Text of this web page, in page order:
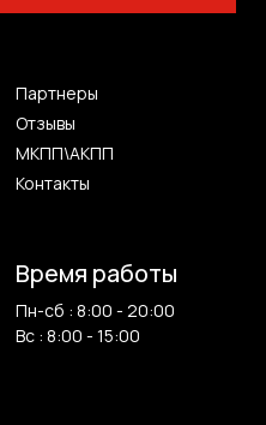
Партнеры
Отзывы
МКПП\АКПП
Контакты
Время работы
Пн-сб : 8:00 - 20:00
Вс : 8:00 - 15:00